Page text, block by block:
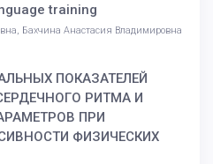
training
Бахчина Анастасия Владимировна
ПОКАЗАТЕЛЕЙ
РИТМА И
ПРИ
ФИЗИЧЕСКИХ